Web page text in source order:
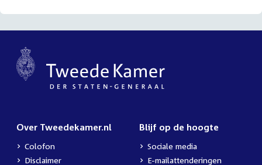
Over Tweedekamer.nl
Colofon
Disclaimer
Blijf op de hoogte
Sociale media
E-mailattenderingen